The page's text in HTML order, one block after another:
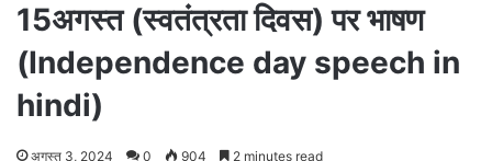
15अगस्त (स्वतंत्रता दिवस) पर भाषण
(Independence day speech in
hindi)
अगस्त 3, 2024 0 904 2 minutes read